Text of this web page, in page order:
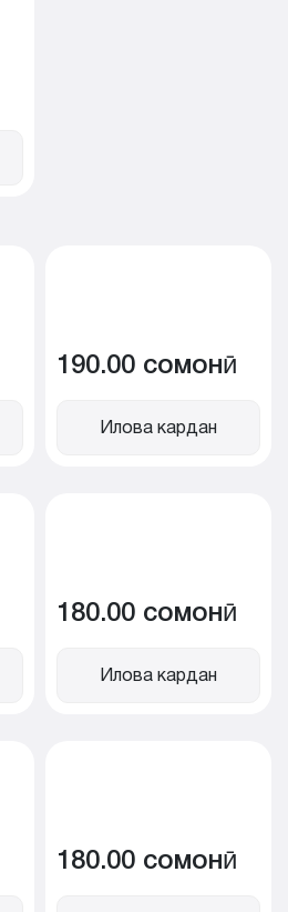
190.00 сомонӣ
Илова кардан
180.00 сомонӣ
Илова кардан
180.00 сомонӣ